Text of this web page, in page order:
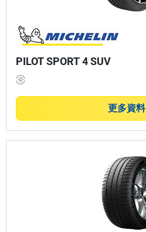
PILOT SPORT 4 SUV
更多資料